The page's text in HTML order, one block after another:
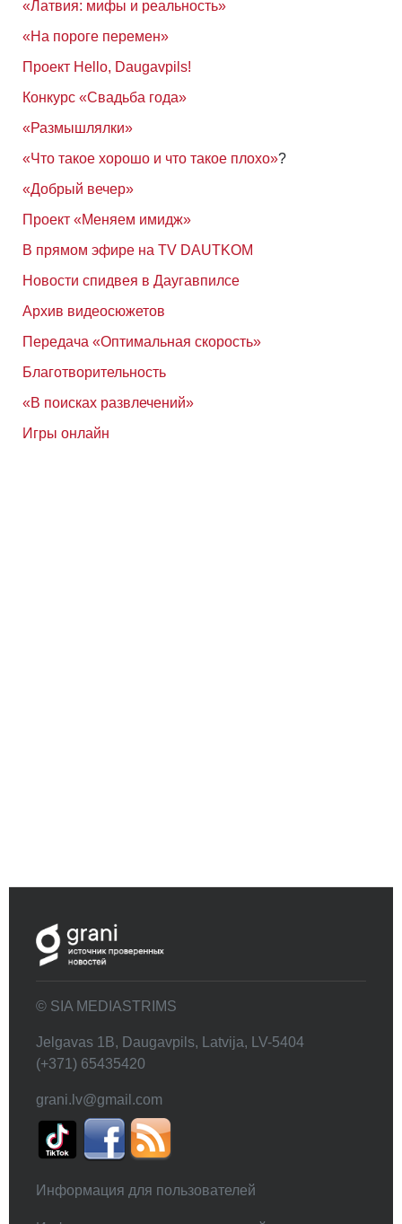
«Латвия: мифы и реальность»
«На пороге перемен»
Проект Hello, Daugavpils!
Конкурс «Свадьба года»
«Размышлялки»
«Что такое хорошо и что такое плохо»?
«Добрый вечер»
Проект «Меняем имидж»
В прямом эфире на TV DAUTKOM
Новости спидвея в Даугавпилсе
Архив видеосюжетов
Передача «Оптимальная скорость»
Благотворительность
«В поисках развлечений»
Игры онлайн
© SIA MEDIASTRIMS
Jelgavas 1B, Daugavpils, Latvija, LV-5404
(+371) 65435420
grani.lv@gmail.com
Информация для пользователей